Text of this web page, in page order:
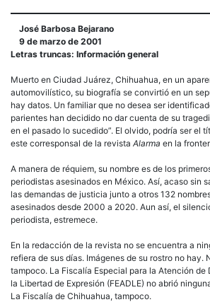
José Barbosa Bejarano
9 de marzo de 2001
Letras truncas: Información general
Muerto en Ciudad Juárez, Chihuahua, en un
automovilístico, su biografía se convirtió en un
hay datos. Un familiar que no desea ser
parientes han decidido no dar cuenta de su
en el pasado lo sucedido”. El olvido, podría ser el
este corresponsal de la revista Alarma en la
A manera de réquiem, su nombre es de los
periodistas asesinados en México. Así, acaso sin
las demandas de justicia junto a otros 132
asesinados desde 2000 a 2020. Aun así, el
periodista, estremece.
En la redacción de la revista no se encuentra a
refiera de sus días. Imágenes de su rostro no hay.
tampoco. La Fiscalía Especial para la Atención
la Libertad de Expresión (FEADLE) no abrió
La Fiscalía de Chihuahua, tampoco.